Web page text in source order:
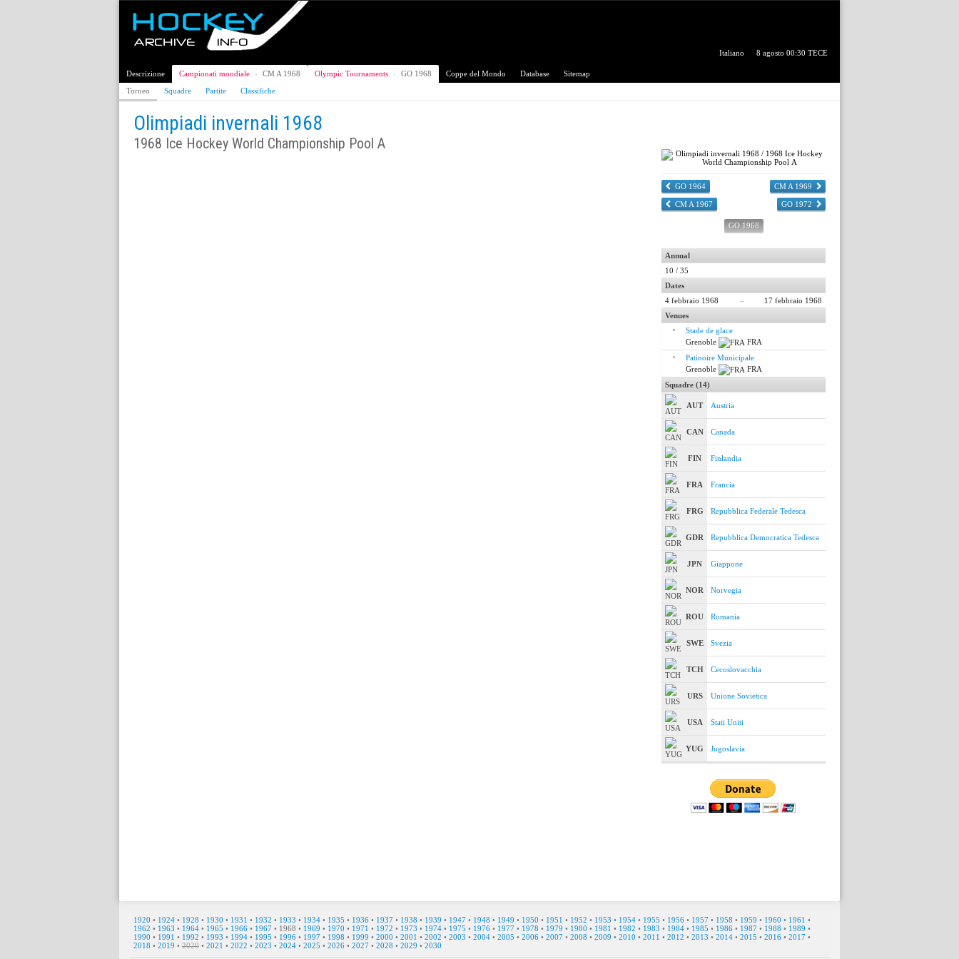
Italiano 8 agosto 00:30 TECE
Descrizione Campionati mondiale › CM A 1968 Olympic Tournaments › GO 1968 Coppe del Mondo Database
Sitemap
Torneo
Squadre Partite Classifiche
Olimpiadi invernali 1968
1968 Ice Hockey World Championship Pool A
GO 1964
CM A 1967
CM A 1969
GO 1972
GO 1968
Annual
10 / 35
Dates
4 febbraio 1968
–
17 febbraio 1968
Venues
Stade de glace
Grenoble
FRA
Patinoire Municipale
Grenoble
FRA
Squadre (14)
AUT Austria
CAN Canada
FIN Finlandia
FRA Francia
FRG Repubblica Federale Tedesca
GDR Repubblica Democratica Tedesca
JPN Giappone
NOR Norvegia
ROU Romania
SWE Svezia
TCH Cecoslovacchia
URS Unione Sovietica
USA Stati Uniti
YUG Jugoslavia
1920 • 1924 • 1928 • 1930 • 1931 • 1932 • 1933 • 1934 • 1935 • 1936 • 1937 • 1938 • 1939 • 1947 • 1948 • 1949 • 1950 • 1951 • 1952 • 1953 • 1954 • 1955 • 1956 • 1957 • 1958 • 1959 • 1960 • 1961 •
1962 • 1963 • 1964 • 1965 • 1966 • 1967 • 1968 • 1969 • 1970 • 1971 • 1972 • 1973 • 1974 • 1975 • 1976 • 1977 • 1978 • 1979 • 1980 • 1981 • 1982 • 1983 • 1984 • 1985 • 1986 • 1987 • 1988 • 1989 •
1990 • 1991 • 1992 • 1993 • 1994 • 1995 • 1996 • 1997 • 1998 • 1999 • 2000 • 2001 • 2002 • 2003 • 2004 • 2005 • 2006 • 2007 • 2008 • 2009 • 2010 • 2011 • 2012 • 2013 • 2014 • 2015 • 2016 • 2017 •
2018 • 2019 • 2020 • 2021 • 2022 • 2023 • 2024 • 2025 • 2026 • 2027 • 2028 • 2029 • 2030